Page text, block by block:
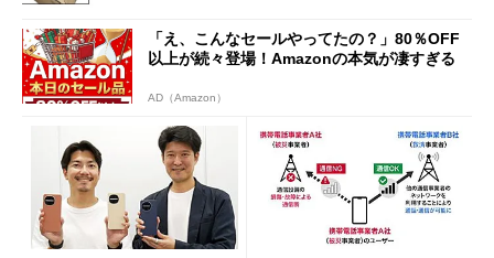
「え、こんなセールやってたの？」80％OFF
以上が続々登場！Amazonの本気が凄すぎる
AD（Amazon）